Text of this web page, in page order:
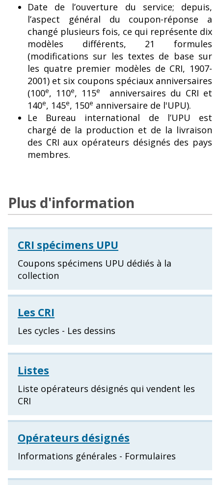
Date de l’ouverture du service; depuis,
l’aspect général du coupon-réponse a
changé plusieurs fois, ce qui représente dix
modèles différents, 21 formules
(modifications sur les textes de base sur
les quatre premier modèles de CRI, 1907-
2001) et six coupons spéciaux anniversaires
(100e, 110e, 115e
anniversaires du CRI et
140e, 145e, 150e anniversaire de l'UPU).
Le Bureau international de l’UPU est
chargé de la production et de la livraison
des CRI aux opérateurs désignés des pays
membres.
Plus d'information
CRI spécimens UPU
Coupons spécimens UPU dédiés à la
collection
Les CRI
Les cycles - Les dessins
Listes
Liste opérateurs désignés qui vendent les
CRI
Opérateurs désignés
Informations générales - Formulaires